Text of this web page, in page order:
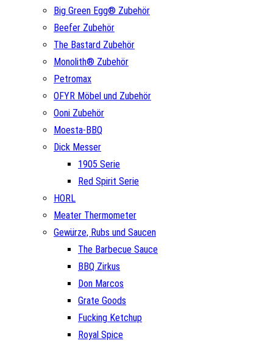
Big Green Egg® Zubehör
Beefer Zubehör
The Bastard Zubehör
Monolith® Zubehör
Petromax
OFYR Möbel und Zubehör
Ooni Zubehör
Moesta-BBQ
Dick Messer
1905 Serie
Red Spirit Serie
HORL
Meater Thermometer
Gewürze, Rubs und Saucen
The Barbecue Sauce
BBQ Zirkus
Don Marcos
Grate Goods
Fucking Ketchup
Royal Spice